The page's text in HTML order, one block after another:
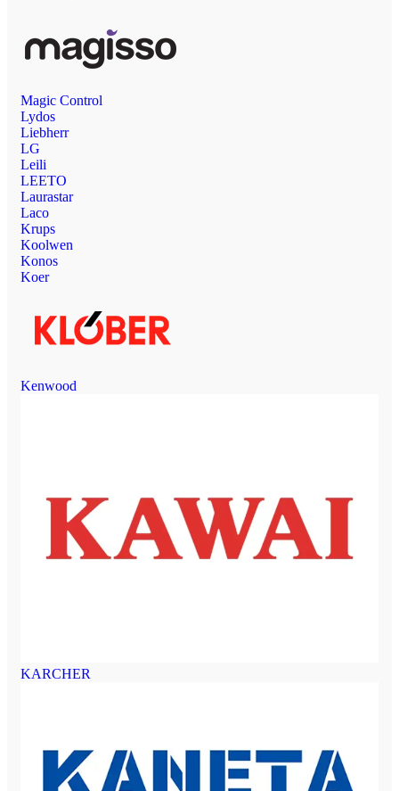
Magic Control
Lydos
Liebherr
LG
Leili
LEETO
Laurastar
Laco
Krups
Koolwen
Konos
Koer
Kenwood
KARCHER